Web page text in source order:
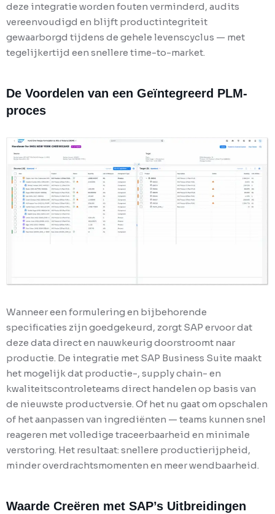
deze integratie worden fouten verminderd, audits
vereenvoudigd en blijft productintegriteit
gewaarborgd tijdens de gehele levenscyclus — met
tegelijkertijd een snellere time-to-market.
De Voordelen van een Geïntegreerd PLM-
proces
Wanneer een formulering en bijbehorende
specificaties zijn goedgekeurd, zorgt SAP ervoor dat
deze data direct en nauwkeurig doorstroomt naar
productie. De integratie met SAP Business Suite maakt
het mogelijk dat productie-, supply chain- en
kwaliteitscontroleteams direct handelen op basis van
de nieuwste productversie. Of het nu gaat om opschalen
of het aanpassen van ingrediënten — teams kunnen snel
reageren met volledige traceerbaarheid en minimale
verstoring. Het resultaat: snellere productierijpheid,
minder overdrachtsmomenten en meer wendbaarheid.
Waarde Creëren met SAP’s Uitbreidingen